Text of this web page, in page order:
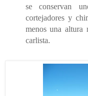
se conservan
cortejadores y
menos una altura
carlista.